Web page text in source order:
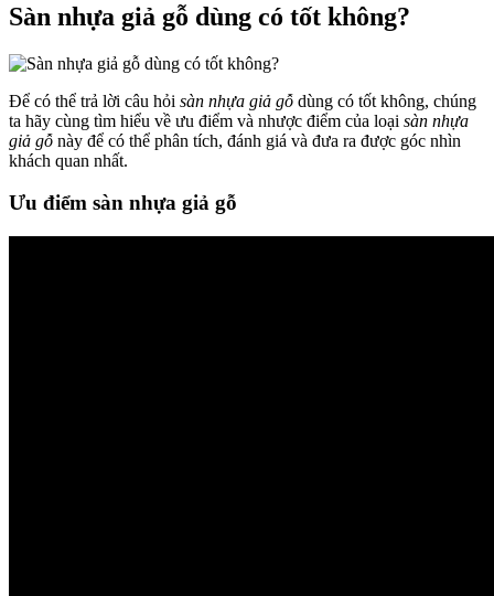
Sàn nhựa giả gỗ dùng có tốt không?
Để có thể trả lời câu hỏi sàn nhựa giả gỗ dùng có tốt không, chúng
ta hãy cùng tìm hiểu về ưu điểm và nhược điểm của loại sàn nhựa
giả gỗ này để có thể phân tích, đánh giá và đưa ra được góc nhìn
khách quan nhất.
Ưu điểm sàn nhựa giả gỗ